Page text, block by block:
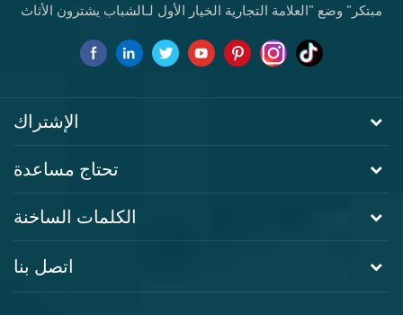
مبتكر" وضع "العلامة التجارية الخيار الأول لـالشباب يشترون الأثاث
الإشتراك
تحتاج مساعدة
الكلمات الساخنة
اتصل بنا